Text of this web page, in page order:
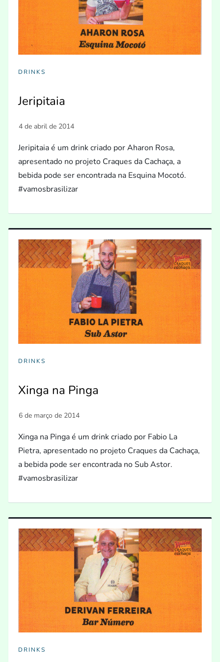
DRINKS
Jeripitaia
Jeripitaia é um drink criado por Aharon Rosa,
apresentado no projeto Craques da Cachaça, a
bebida pode ser encontrada na Esquina Mocotó.
#vamosbrasilizar
DRINKS
Xinga na Pinga
Xinga na Pinga é um drink criado por Fabio La
Pietra, apresentado no projeto Craques da Cachaça,
a bebida pode ser encontrada no Sub Astor.
#vamosbrasilizar
DRINKS